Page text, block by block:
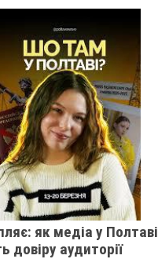
як медіа у Полтаві
довіру аудиторії